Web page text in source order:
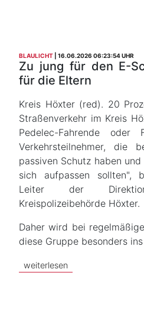
BLAULICHT 16.06.2026 06:23:54 UHR
Zu jung für den E-
für die Eltern
Kreis Höxter (red). 20
Straßenverkehr im Kreis
Pedelec-Fahrende oder
Verkehrsteilnehmer, die
passiven Schutz haben
sich aufpassen sollten",
Leiter der
Kreispolizeibehörde Höxter.
Daher wird bei
diese Gruppe besonders
weiterlesen